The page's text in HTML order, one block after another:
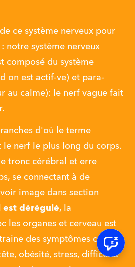
ce système nerveux pour
notre système nerveux
composé du système
on est actif-ve) et para-
au calme): le nerf vague fait
d'où le terme
nerf le plus long du corps.
tronc cérébral et erre
se connectant à de
image dans section
est dérégulé, la
les organes et cerveau est
des symptômes comme
obésité, stress, difficulté